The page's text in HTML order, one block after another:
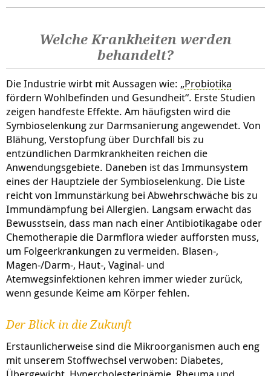
Welche Krankheiten werden
behandelt?
Die Industrie wirbt mit Aussagen wie: „Probiotika
fördern Wohlbefinden und Gesundheit“. Erste Studien
zeigen handfeste Effekte. Am häufigsten wird die
Symbioselenkung zur Darmsanierung angewendet. Von
Blähung, Verstopfung über Durchfall bis zu
entzündlichen Darmkrankheiten reichen die
Anwendungsgebiete. Daneben ist das Immunsystem
eines der Hauptziele der Symbioselenkung. Die Liste
reicht von Immunstärkung bei Abwehrschwäche bis zu
Immundämpfung bei Allergien. Langsam erwacht das
Bewusstsein, dass man nach einer Antibiotikagabe oder
Chemotherapie die Darmflora wieder aufforsten muss,
um Folgeerkrankungen zu vermeiden. Blasen-,
Magen-/Darm-, Haut-, Vaginal- und
Atemwegsinfektionen kehren immer wieder zurück,
wenn gesunde Keime am Körper fehlen.
Der Blick in die Zukunft
Erstaunlicherweise sind die Mikroorganismen auch eng
mit unserem Stoffwechsel verwoben: Diabetes,